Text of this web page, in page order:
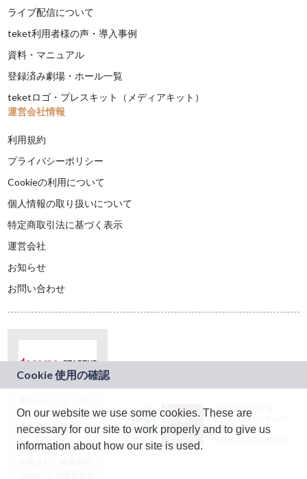
ライブ配信について
teket利用者様の声・導入事例
資料・マニュアル
登録済み劇場・ホール一覧
teketロゴ・プレスキット（メディアキット）
運営会社情報
利用規約
プライバシーポリシー
Cookieの利用について
個人情報の取り扱いについて
特定商取引法に基づく表示
運営会社
お知らせ
お問い合わせ
ドコモグループの新
規事業創出プログラ
ム「docomo
STARTUP」を通じて
JASRAC許諾番号：
9024936001Y45037
JASRAC許諾番号：
On our website we use some cookies. These are
necessary for our site to work properly and to give us
information about how our site is used.